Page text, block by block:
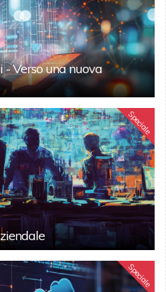
- Verso una nuova
Speciale
Speciale